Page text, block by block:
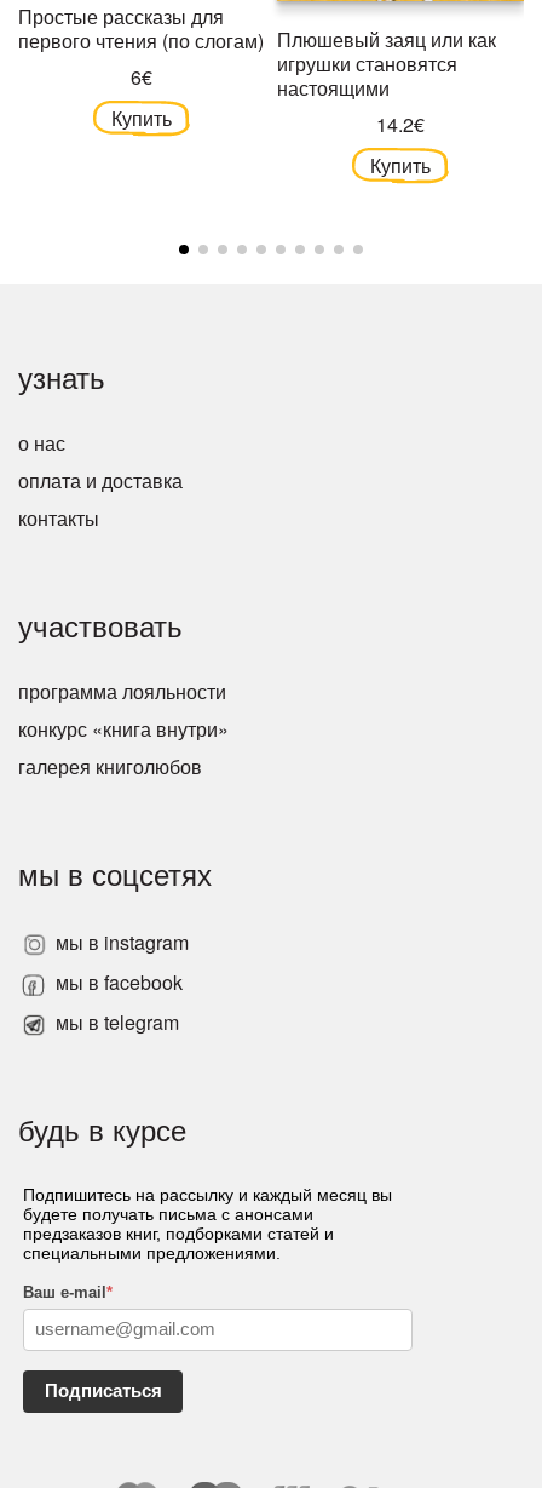
Простые рассказы для
первого чтения (по слогам)
6€
Купить
Плюшевый заяц или как
игрушки становятся
настоящими
14.2€
Купить
узнать
о нас
оплата и доставка
контакты
участвовать
программа лояльности
конкурс «книга внутри»
галерея книголюбов
мы в соцсетях
мы в instagram
мы в facebook
мы в telegram
будь в курсе
Подпишитесь на рассылку и каждый месяц вы
будете получать письма с анонсами
предзаказов книг, подборками статей и
специальными предложениями.
Ваш e-mail*
Подписаться